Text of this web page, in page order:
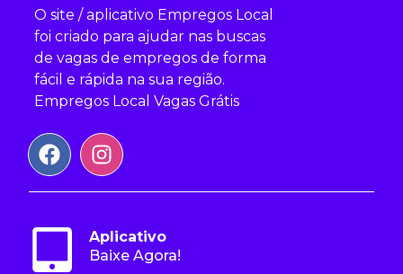
O site / aplicativo Empregos Local
foi criado para ajudar nas buscas
de vagas de empregos de forma
fácil e rápida na sua região.
Empregos Local Vagas Grátis
Aplicativo
Baixe Agora!